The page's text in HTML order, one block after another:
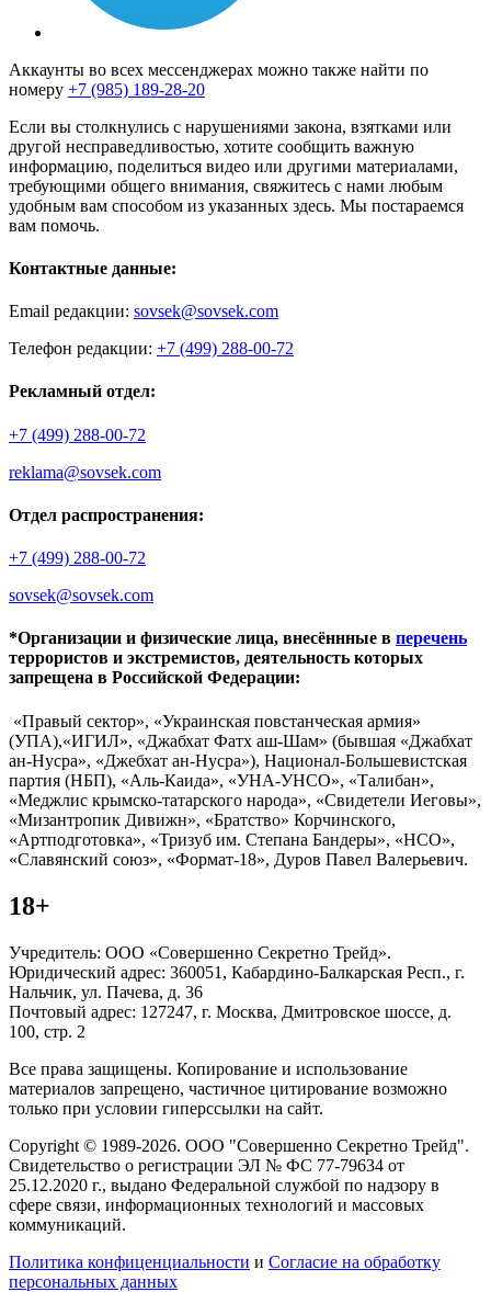
Аккаунты во всех мессенджерах можно также найти по
номеру +7 (985) 189-28-20
Если вы столкнулись с нарушениями закона, взятками или
другой несправедливостью, хотите сообщить важную
информацию, поделиться видео или другими материалами,
требующими общего внимания, свяжитесь с нами любым
удобным вам способом из указанных здесь. Мы постараемся
вам помочь.
Контактные данные:
Email редакции: sovsek@sovsek.com
Телефон редакции: +7 (499) 288-00-72
Рекламный отдел:
+7 (499) 288-00-72
reklama@sovsek.com
Отдел распространения:
+7 (499) 288-00-72
sovsek@sovsek.com
*Организации и физические лица, внесённные в перечень
террористов и экстремистов, деятельность которых
запрещена в Российской Федерации:
«Правый сектор», «Украинская повстанческая армия»
(УПА),«ИГИЛ», «Джабхат Фатх аш-Шам» (бывшая «Джабхат
ан-Нусра», «Джебхат ан-Нусра»), Национал-Большевистская
партия (НБП), «Аль-Каида», «УНА-УНСО», «Талибан»,
«Меджлис крымско-татарского народа», «Свидетели Иеговы»,
«Мизантропик Дивижн», «Братство» Корчинского,
«Артподготовка», «Тризуб им. Степана Бандеры», «НСО»,
«Славянский союз», «Формат-18», Дуров Павел Валерьевич.
18+
Учредитель: ООО «Совершенно Секретно Трейд».
Юридический адрес: 360051, Кабардино-Балкарская Респ., г.
Нальчик, ул. Пачева, д. 36
Почтовый адрес: 127247, г. Москва, Дмитровское шоссе, д.
100, стр. 2
Все права защищены. Копирование и использование
материалов запрещено, частичное цитирование возможно
только при условии гиперссылки на сайт.
Copyright © 1989-2026. ООО "Совершенно Секретно Трейд".
Свидетельство о регистрации ЭЛ № ФС 77-79634 от
25.12.2020 г., выдано Федеральной службой по надзору в
сфере связи, информационных технологий и массовых
коммуникаций.
Политика конфиценциальности и Согласие на обработку
персональных данных